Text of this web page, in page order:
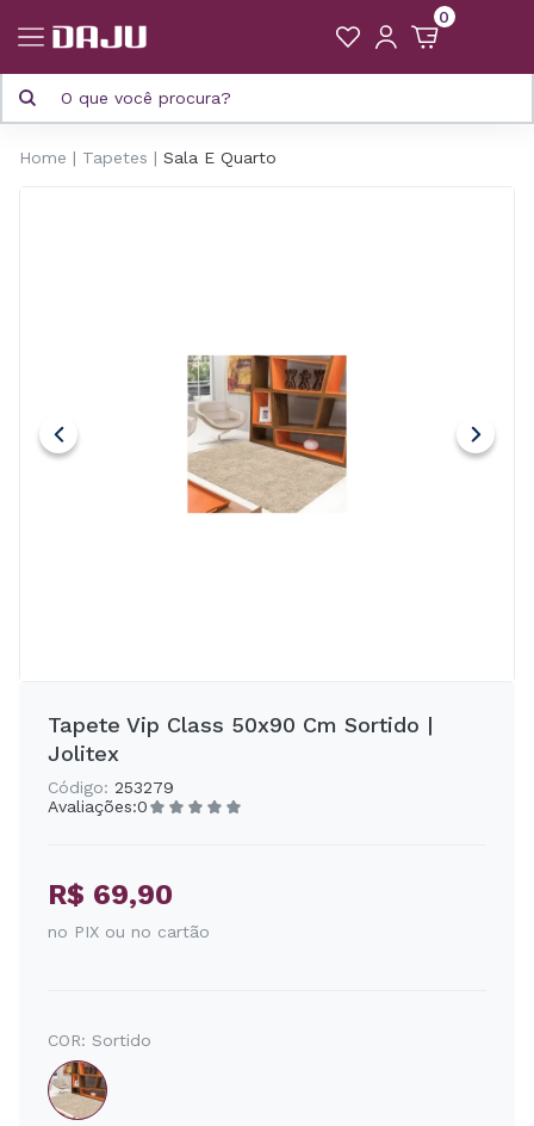
0
Home Tapetes Sala E Quarto
Tapete Vip Class 50x90 Cm Sortido |
Jolitex
Código: 253279
Avaliações:0
R$ 69,90
no PIX ou no cartão
COR: Sortido